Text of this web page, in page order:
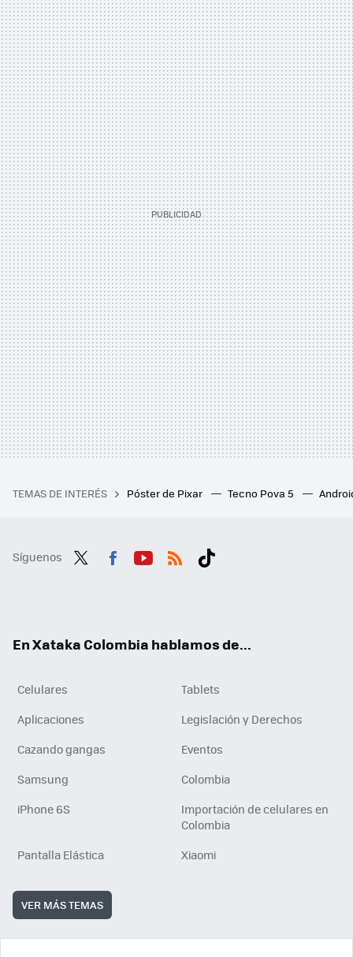
TEMAS DE INTERÉS Póster de Pixar Tecno Pova 5
Síguenos
En Xataka Colombia hablamos de...
Celulares
Tablets
Aplicaciones
Legislación y Derechos
Cazando gangas
Eventos
Samsung
Colombia
iPhone 6S
Importación de celulares en
Colombia
Pantalla Elástica
Xiaomi
VER MÁS TEMAS